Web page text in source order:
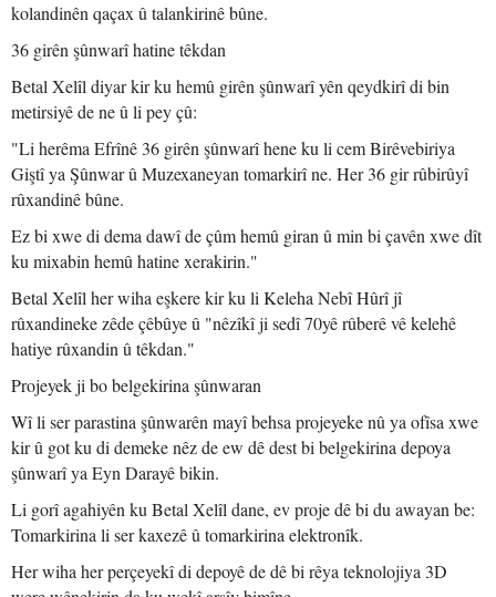
kolandinên qaçax û talankirinê bûne.
36 girên şûnwarî hatine têkdan
Betal Xelîl diyar kir ku hemû girên şûnwarî yên qeydkirî di bin
metirsiyê de ne û li pey çû:
"Li herêma Efrînê 36 girên şûnwarî hene ku li cem Birêvebiriya
Giştî ya Şûnwar û Muzexaneyan tomarkirî ne. Her 36 gir rûbirûyî
rûxandinê bûne.
Ez bi xwe di dema dawî de çûm hemû giran û min bi çavên xwe dît
ku mixabin hemû hatine xerakirin."
Betal Xelîl her wiha eşkere kir ku li Keleha Nebî Hûrî jî
rûxandineke zêde çêbûye û "nêzîkî ji sedî 70yê rûberê vê kelehê
hatiye rûxandin û têkdan."
Projeyek ji bo belgekirina şûnwaran
Wî li ser parastina şûnwarên mayî behsa projeyeke nû ya ofîsa xwe
kir û got ku di demeke nêz de ew dê dest bi belgekirina depoya
şûnwarî ya Eyn Darayê bikin.
Li gorî agahiyên ku Betal Xelîl dane, ev proje dê bi du awayan be:
Tomarkirina li ser kaxezê û tomarkirina elektronîk.
Her wiha her perçeyekî di depoyê de dê bi rêya teknolojiya 3D